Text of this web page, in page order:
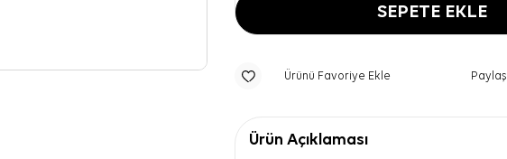
SEPETE EKLE
Ürünü Favoriye Ekle Paylaş
Ürün Açıklaması